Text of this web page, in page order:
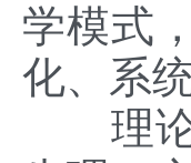
学模式
化、系
理